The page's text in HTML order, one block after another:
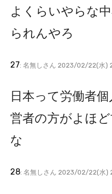
よくらいやらな
られんやろ
27: 名無しさん 2023/02/22(水)
日本って労働者
営者の方がよほ
な
28: 名無しさん 2023/02/22(水)